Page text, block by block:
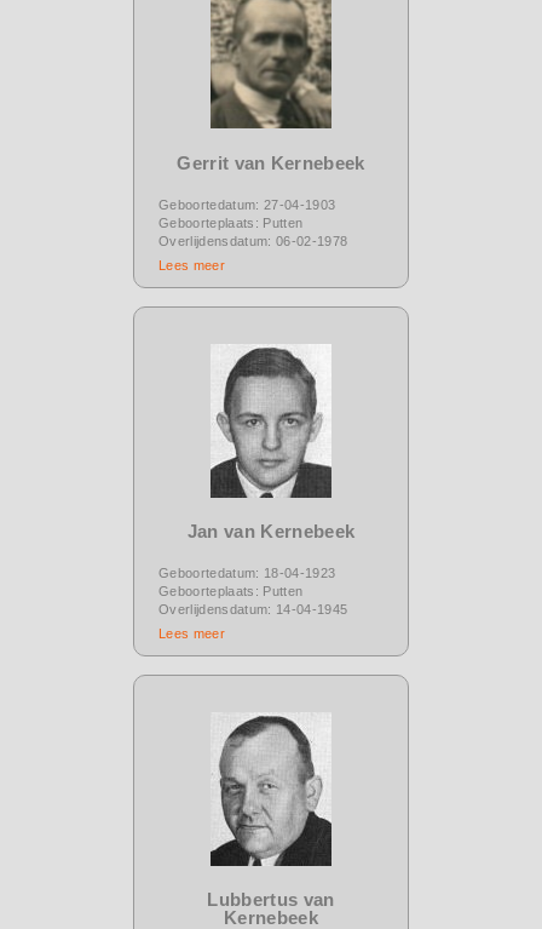
Gerrit van Kernebeek
Geboortedatum: 27-04-1903
Geboorteplaats: Putten
Overlijdensdatum: 06-02-1978
Lees meer
Jan van Kernebeek
Geboortedatum: 18-04-1923
Geboorteplaats: Putten
Overlijdensdatum: 14-04-1945
Lees meer
Lubbertus van
Kernebeek